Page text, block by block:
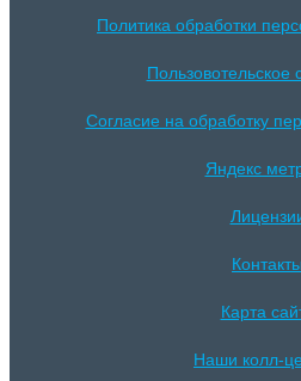
Политика обработки
Пользовотельское
Согласие на обработку
Яндекс
Контакты
Карта
Наши колл-